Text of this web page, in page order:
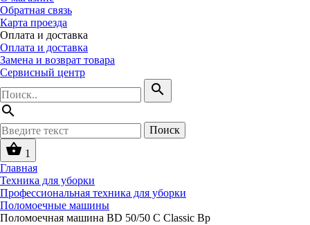
Обратная связь
Карта проезда
Оплата и доставка
Оплата и доставка
Замена и возврат товара
Сервисный центр
search
search
Поиск
shopping_basket 1
Главная
Техника для уборки
Профессиональная техника для уборки
Поломоечные машины
Поломоечная машина BD 50/50 C Classic Bp